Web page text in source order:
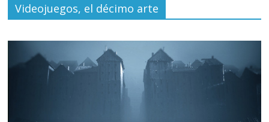
Videojuegos, el décimo arte